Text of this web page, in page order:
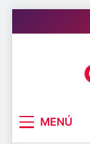
al
MENÚ